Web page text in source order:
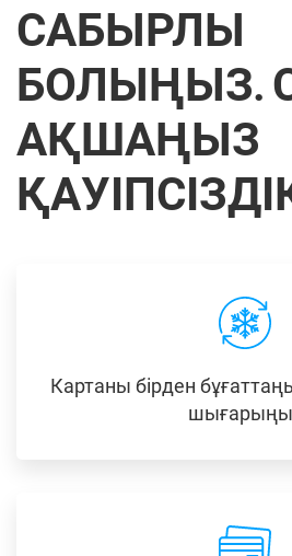
САБЫРЛЫ
БОЛЫҢЫЗ.
АҚШАҢЫЗ
Картаны бірден